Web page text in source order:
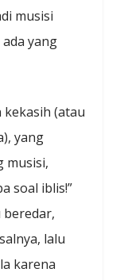
musisi
yang
(atau
yang
musisi,
soal iblis!”
lalu
karena